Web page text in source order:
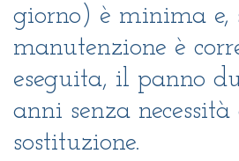
giorno) è minima e,
manutenzione è
eseguita, il panno
anni senza necessità
sostituzione.